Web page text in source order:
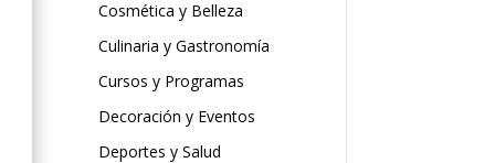
Cosmética y Belleza
Culinaria y Gastronomía
Cursos y Programas
Decoración y Eventos
Deportes y Salud